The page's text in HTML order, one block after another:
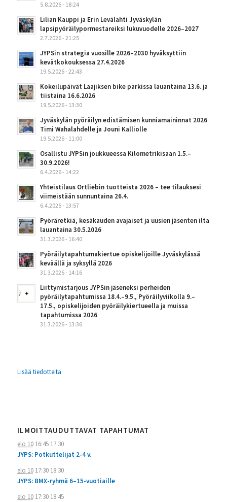
5.8.2026 - 18:24
Lilian Kauppi ja Erin Levälahti Jyväskylän
lapsipyöräilypormestareiksi lukuvuodelle 2026–2027
2.7.2026 - 21:25
JYPSin strategia vuosille 2026–2030 hyväksyttiin
kevätkokouksessa 27.4.2026
19.5.2026 - 22:43
Kokeilupäivät Laajiksen bike parkissa lauantaina 13.6. ja
tiistaina 16.6.2026
19.5.2026 - 13:30
Jyväskylän pyöräilyn edistämisen kunniamaininnat 2026
Timi Wahalahdelle ja Jouni Kalliolle
19.5.2026 - 11:00
Osallistu JYPSin joukkueessa Kilometrikisaan 1.5.–
30.9.2026!
6.4.2026 - 14:22
Yhteistilaus Ortliebin tuotteista 2026 – tee tilauksesi
viimeistään sunnuntaina 26.4.
6.4.2026 - 13:57
Pyöräretkiä, kesäkauden avajaiset ja uusien jäsenten ilta
lauantaina 30.5.2026
31.3.2026 - 16:40
Pyöräilytapahtumakiertue opiskelijoille Jyväskylässä
keväällä ja syksyllä 2026
31.3.2026 - 14:16
Liittymistarjous JYPSin jäseneksi perheiden
pyöräilytapahtumissa 18.4.–9.5., Pyöräilyviikolla 9.–
17.5., opiskelijoiden pyöräilykiertueella ja muissa
tapahtumissa 2026
31.3.2026 - 13:36
Lisää tiedotteita
ILMOITTAUDUTTAVAT TAPAHTUMAT
elo 1016:45 17:30
JYPS: Potkuttelijat 2-4 v.
elo 1017:30 18:30
JYPS: BMX-ryhmä 6–15-vuotiaille
elo 1017:30 18:45